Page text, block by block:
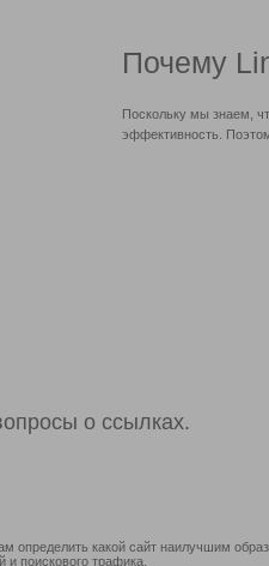
Почему
Поскольку мы знаем,
эффективность.
о ссылках.
определить какой сайт наилучшим
и поискового трафика.